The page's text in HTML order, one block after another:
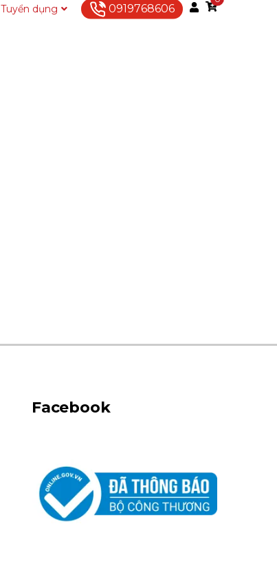
Tuyển dụng Liên hệ0919768606
Facebook